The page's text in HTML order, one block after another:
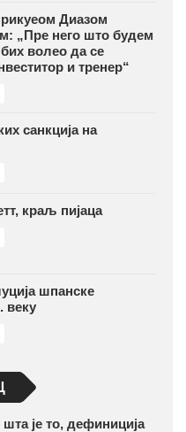
Диазом
„Пре него што будем
волео да се
и тренер“
санкција на
краљ пијаца
шпанске
веку
је то, дефиниција